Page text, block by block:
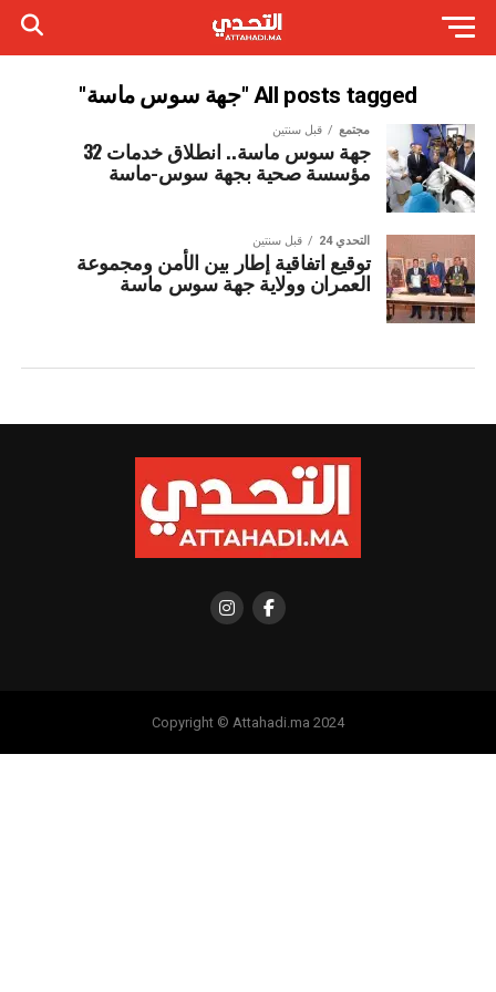
All posts tagged "جهة سوس ماسة"
مجتمع قبل سنتين
جهة سوس ماسة.. انطلاق خدمات 32
مؤسسة صحية بجهة سوس-ماسة
التحدي 24 قبل سنتين
توقيع اتفاقية إطار بين الأمن ومجموعة
العمران وولاية جهة سوس ماسة
Copyright © Attahadi.ma 2024